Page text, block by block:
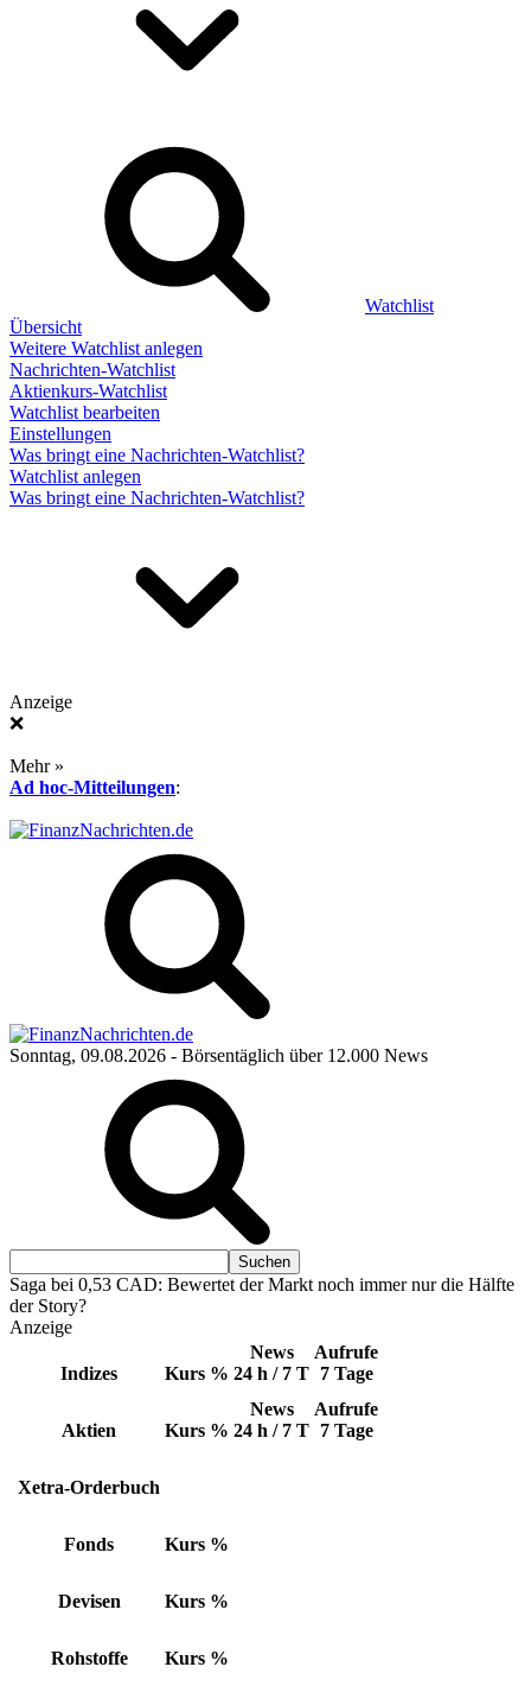
Watchlist
Übersicht
Weitere Watchlist anlegen
Nachrichten-Watchlist
Aktienkurs-Watchlist
Watchlist bearbeiten
Einstellungen
Was bringt eine Nachrichten-Watchlist?
Watchlist anlegen
Was bringt eine Nachrichten-Watchlist?
Anzeige
❌
Mehr »
Ad hoc-Mitteilungen:
Sonntag, 09.08.2026 - Börsentäglich über 12.000 News
Saga bei 0,53 CAD: Bewertet der Markt noch immer nur die Hälfte
der Story?
Anzeige
Indizes Kurs %
News
24 h / 7 T
Aufrufe
7 Tage
Aktien Kurs %
News
24 h / 7 T
Aufrufe
7 Tage
Xetra-Orderbuch
Fonds Kurs %
Devisen Kurs %
Rohstoffe Kurs %